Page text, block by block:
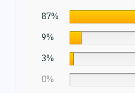
87%
9%
3%
0%